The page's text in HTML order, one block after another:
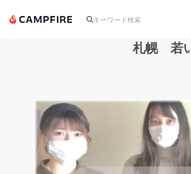
テクノロジー・ガジェット
札幌 若